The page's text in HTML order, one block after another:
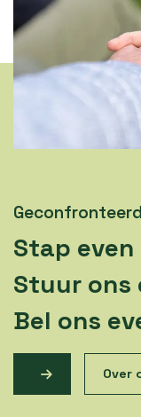
Stap
Stuur ons
Bel ons
Over